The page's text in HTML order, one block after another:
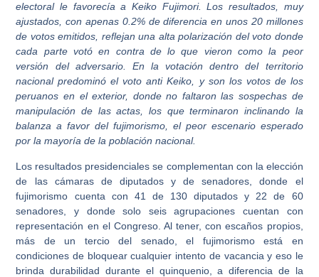
electoral le favorecía a Keiko Fujimori. Los resultados, muy
ajustados, con apenas 0.2% de diferencia en unos 20 millones
de votos emitidos, reflejan una alta polarización del voto donde
cada parte votó en contra de lo que vieron como la peor
versión del adversario. En la votacióndentro del territorio
nacional predominó el voto anti Keiko, y son los votos de los
peruanos en el exterior, donde no faltaron las sospechas de
manipulación de las actas, los que terminaron inclinando la
balanza a favor del fujimorismo, el peor escenario esperado
por la mayoría de la población nacional.
Los resultados presidenciales se complementan con la elección
de las cámaras de diputados y de senadores, donde el
fujimorismo cuenta con 41 de 130 diputados y 22 de 60
senadores, y donde solo seis agrupaciones cuentan con
representación en el Congreso. Al tener, con escaños propios,
más de un tercio del senado, el fujimorismo está en
condiciones de bloquear cualquier intento de vacancia y eso le
brinda durabilidad durante el quinquenio, a diferencia de la